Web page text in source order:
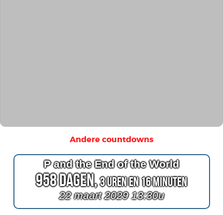
Andere countdowns
P and the End of the World
958 Dagen,3 Uren en 16 Minuten
22 maart 2029 13:30u